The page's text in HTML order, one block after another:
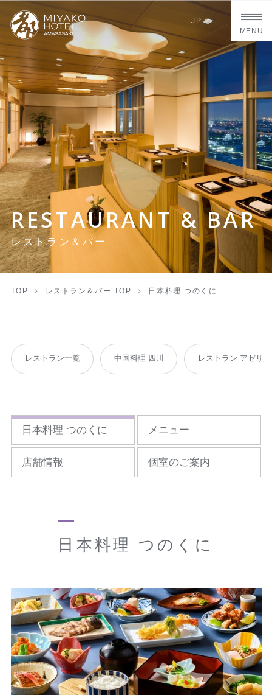
JP
MENU
RESTAURANT & BAR
レストラン＆バー
TOP レストラン＆バー TOP 日本料理 つのくに
レストラン一覧 中国料理 四川 レストラン アゼリア
日本料理 つのくに メニュー
店舗情報 個室のご案内
日本料理 つのくに